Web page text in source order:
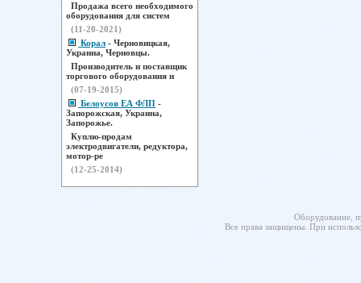
Продажа всего необходимого
оборудования для систем
(11-20-2021)
Корал - Черновицкая,
Украина, Черновцы.
Производитель и поставщик
торгового оборудования н
(07-19-2015)
Белоусов ЕА ФЛП -
Запорожская, Украина,
Запорожье.
Куплю-продам
электродвигатели, редуктора,
мотор-ре
(12-25-2014)
Оборудование,
Все права защищены. При